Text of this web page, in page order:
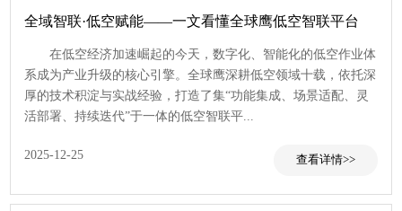
全域智联·低空赋能——一文看懂全球鹰低空智联平台
在低空经济加速崛起的今天，数字化、智能化的低空作业体
系成为产业升级的核心引擎。全球鹰深耕低空领域十载，依托深
厚的技术积淀与实战经验，打造了集“功能集成、场景适配、灵
活部署、持续迭代”于一体的低空智联平...
2025-12-25